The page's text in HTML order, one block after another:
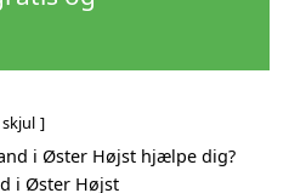
skjul
i Øster Højst hjælpe dig?
i Øster Højst